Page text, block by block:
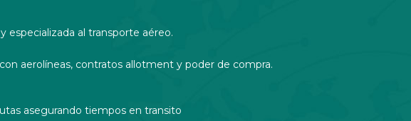
especializada al transporte aéreo.
aerolíneas, contratos allotment y poder de compra.
asegurando tiempos en transito